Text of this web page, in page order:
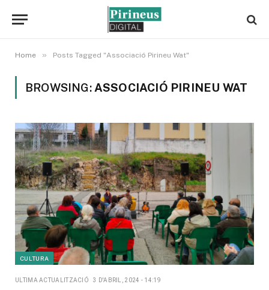
Home » Posts Tagged "Associació Pirineu Wat"
BROWSING: ASSOCIACIÓ PIRINEU WAT
CULTURA
ULTIMA ACTUALITZACIÓ 3 D'ABRIL, 2024 - 14:19